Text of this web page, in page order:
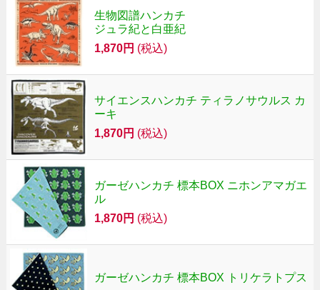
生物図譜ハンカチ
ジュラ紀と白亜紀
1,870円 (税込)
サイエンスハンカチ ティラノサウルス カ
ーキ
1,870円 (税込)
ガーゼハンカチ 標本BOX ニホンアマガエ
ル
1,870円 (税込)
ガーゼハンカチ 標本BOX トリケラトプス